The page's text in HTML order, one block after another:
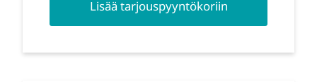
Lisää tarjouspyyntökoriin